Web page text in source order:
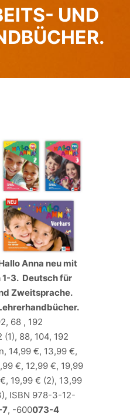
UND
Anna neu mit
1-3. Deutsch für
Zweitsprache.
68 , 192
88, 104, 192
14,99 €, 13,99 €,
€, 12,99 €, 19,99
19,99 € (2), 13,99
ISBN 978-3-12-
7, -600073-4